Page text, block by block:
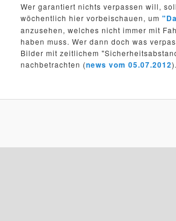
Wer garantiert nichts verpassen will,
wöchentlich hier vorbeischauen, um
anzusehen, welches nicht immer mit
haben muss. Wer dann doch was
Bilder mit zeitlichem
nachbetrachten (news vom 05.07.2012).